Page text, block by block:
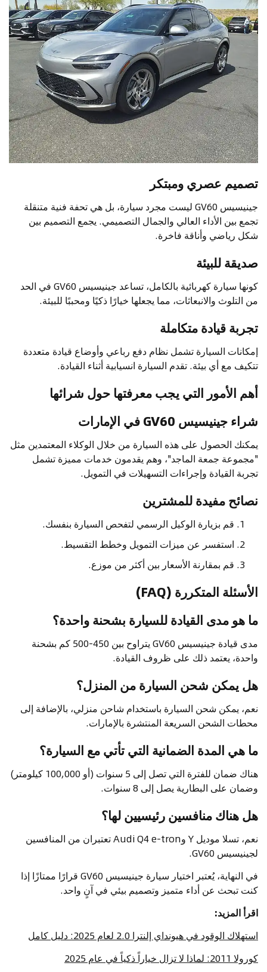
تصميم عصري ومبتكر
جينيسيس GV60 ليست مجرد سيارة، بل هي تحفة فنية متنقلة
تجمع بين الأداء العالي والجمال التصميمي. يجمع التصميم بين
شكل رياضي وأناقة فاخرة.
صديقة للبيئة
كونها سيارة كهربائية بالكامل، تساعد جينيسيس GV60 في الحد
من التلوث والانبعاثات، مما يجعلها خيارًا ذكيًا ومحببًا للبيئة.
تجربة قيادة متكاملة
إمكانات السيارة تشمل نظام دفع رباعي وأوضاع قيادة متعددة
تتكيف مع أي بيئة. تقدم السيارة انسيابية أثناء القيادة.
أهم الأمور التي يجب معرفتها حول شرائها
شراء جينيسيس GV60 في الإمارات
يمكنك الحصول على هذه السيارة من خلال الوكلاء المعتمدين مثل
"مجموعة جمعة الماجد"، وهم يقدمون خدمات مميزة تشمل
تجربة القيادة وإجراءات التسهيلات في التمويل.
نصائح مفيدة للمشترين
قم بزيارة الوكيل الرسمي لتفحص السيارة بنفسك.
استفسر عن ميزات التمويل وخطط التقسيط.
قم بمقارنة الأسعار بين أكثر من موزع.
الأسئلة المتكررة (FAQ)
ما هو مدى القيادة للسيارة بشحنة واحدة؟
مدى قيادة جينيسيس GV60 يتراوح بين 450-500 كم بشحنة
واحدة، يعتمد ذلك على ظروف القيادة.
هل يمكن شحن السيارة من المنزل؟
نعم، يمكن شحن السيارة باستخدام شاحن منزلي، بالإضافة إلى
محطات الشحن السريعة المنتشرة بالإمارات.
ما هي المدة الضمانية التي تأتي مع السيارة؟
هناك ضمان للفترة التي تصل إلى 5 سنوات (أو 100,000 كيلومتر)
وضمان على البطارية يصل إلى 8 سنوات.
هل هناك منافسين رئيسيين لها؟
نعم، تسلا
موديل Y وAudi Q4 e-tron تعتبران من المنافسين
لجينيسيس GV60.
في النهاية، يُعتبر اختيار سيارة جينيسيس GV60 قرارًا ممتازًا إذا
كنت تبحث عن أداء متميز وتصميم بيئي في آنٍ واحد.
اقرأ المزيد:
استهلاك الوقود في هيونداي إلنترا 2.0 لعام 2025: دليل كامل
كورولا 2011: لماذا لا تزال خياراً ذكياً في عام 2025